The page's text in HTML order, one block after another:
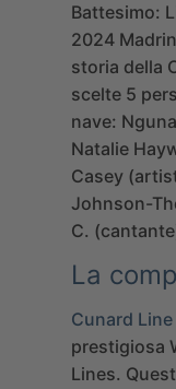
Battesimo:
2024
storia della
scelte 5
nave:
Natalie
Casey
Johnson-
C.
La
Cunard Line
prestigiosa
Lines.